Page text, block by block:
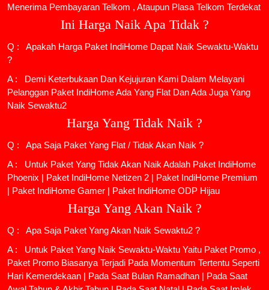
Menerima Pembayaran Telkom , Ataupun Plasa Telkom Terdekat
Ini Harga Naik Apa Tidak ?
Q : Apakah Harga Paket IndiHome Dapat Naik Sewaktu-Waktu
?
A : Demi Keterbukaan Dan Kejujuran Kami Dalam Melayani
Pelanggan Paket IndiHome Ada Yang Flat Dan Ada Juga Yang
Naik Sewaktu2
Harga Yang Tidak Naik ?
Q : Apa Saja Paket Yang Flat / Tidak Akan Naik ?
A : Untuk Paket Yang Tidak Akan Naik Adalah Paket IndiHome
Phoenix | Paket IndiHome Netizen 2 | Paket IndiHome Premium
| Paket IndiHome Gamer | Paket IndiHome ODP Hijau
Harga Yang Akan Naik ?
Q : Apa Saja Paket Yang Akan Naik Sewaktu2 ?
A : Untuk Paket Yang Naik Sewaktu-Waktu Yaitu Paket Promo ,
Paket Promo Biasanya Terjadi Pada Momentum Tertentu Seperti
Hari Kemerdekaan | Pada Saat Bulan Ramadhan | Pada Saat